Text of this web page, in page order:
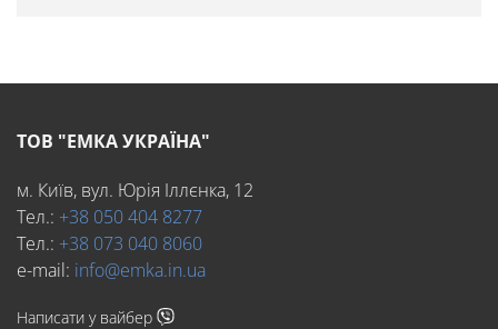
ТОВ "ЕМКА УКРАЇНА"
м. Київ, вул. Юрія Іллєнка, 12
Тел.: +38 050 404 8277
Тел.: +38 073 040 8060
e-mail: info@emka.in.ua
Написати у вайбер